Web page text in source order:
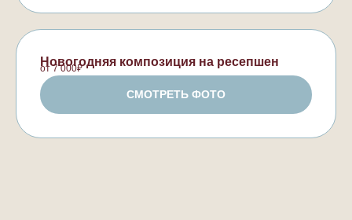
Новогодняя композиция на ресепшен
от 7 000₽
СМОТРЕТЬ ФОТО